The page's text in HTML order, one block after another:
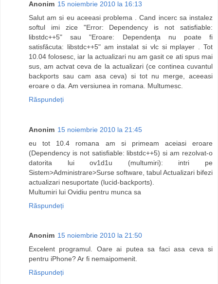
Anonim 15 noiembrie 2010 la 16:13
Salut am si eu aceeasi problema . Cand incerc sa instalez
softul imi zice "Error: Dependency is not satisfiable:
libstdc++5" sau "Eroare: Dependenţa nu poate fi
satisfăcuta: libstdc++5" am instalat si vlc si mplayer . Tot
10.04 folosesc, iar la actualizari nu am gasit ce ati spus mai
sus, am actvat ceva de la actualizari (ce continea cuvantul
backports sau cam asa ceva) si tot nu merge, aceeasi
eroare o da. Am versiunea in romana. Multumesc.
Răspundeți
Anonim 15 noiembrie 2010 la 21:45
eu tot 10.4 romana am si primeam aceiasi eroare
(Dependency is not satisfiable: libstdc++5) si am rezolvat-o
datorita lui ov1d1u (multumiri): intri pe
Sistem>Administrare>Surse software, tabul Actualizari bifezi
actualizari nesuportate (lucid-backports).
Multumiri lui Ovidiu pentru munca sa
Răspundeți
Anonim 15 noiembrie 2010 la 21:50
Excelent programul. Oare ai putea sa faci asa ceva si
pentru iPhone? Ar fi nemaipomenit.
Răspundeți